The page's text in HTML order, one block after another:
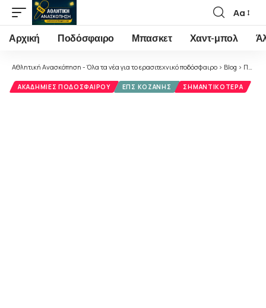
Font
Resizer
Αα
Αρχική Ποδόσφαιρο Μπασκετ Χαντ-μπολ
Αθλητική Ανασκόπηση - Όλα τα νέα για το ερασιτεχνικό ποδόσφαιρο > Blog > Ποδόσφαιρο
ΑΚΑΔΗΜΊΕΣ ΠΟΔΟΣΦΑΊΡΟΥ ΕΠΣ ΚΟΖΆΝΗΣ ΣΗΜΑΝΤΙΚΌΤΕΡΑ